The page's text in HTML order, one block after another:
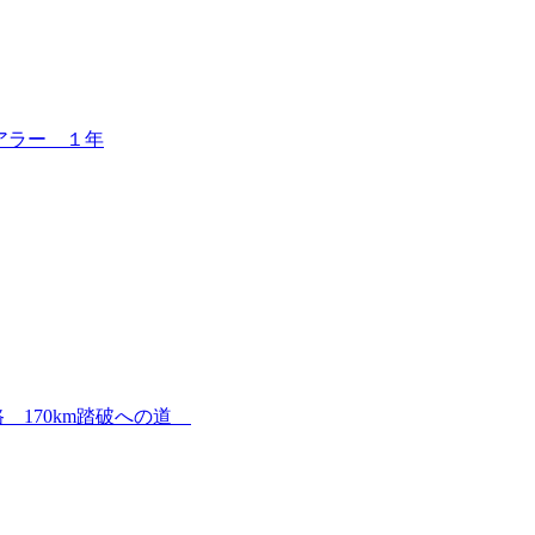
ラー １年
170km踏破への道